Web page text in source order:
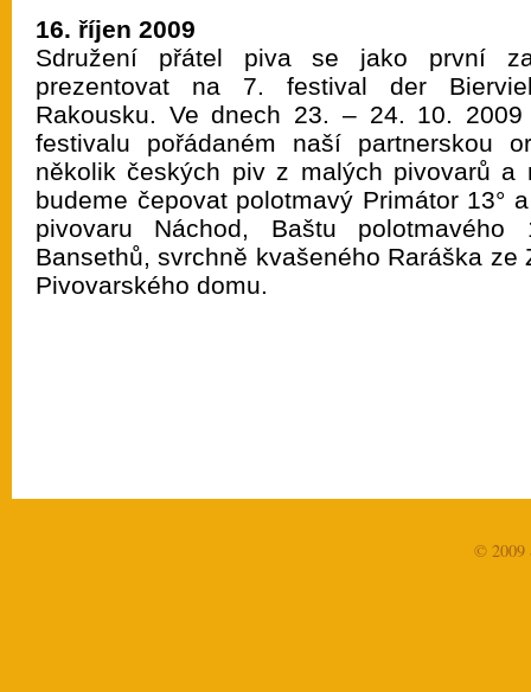
16. říjen 2009
Sdružení přátel piva se jako první
prezentovat na 7. festival der
Rakousku. Ve dnech 23. – 24. 10.
festivalu pořádaném naší partnerskou
několik českých piv z malých pivovarů a
budeme čepovat polotmavý Primátor 13°
pivovaru Náchod, Baštu
Bansethů, svrchně kvašeného Raráška ze
Pivovarského domu.
© 2009